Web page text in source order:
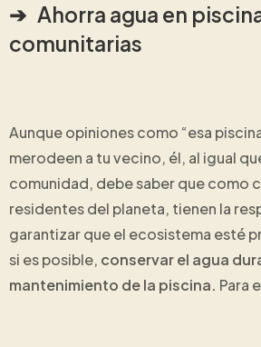
➔ Ahorra agua en
comunitarias
Aunque opiniones como “esa
merodeen a tu vecino, él, al igual
comunidad, debe saber que como
residentes del planeta, tienen la
garantizar que el ecosistema esté
si es posible, conservar el agua
mantenimiento de la piscina. Para